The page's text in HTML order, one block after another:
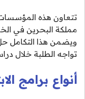
تتعاون هذه
مملكة البحرين في
ويضمن هذا التكامل
تواجه الطلبة خلال
أنواع برامج